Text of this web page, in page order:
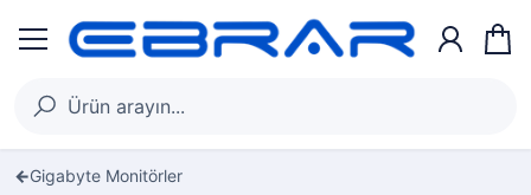
Gigabyte Monitörler